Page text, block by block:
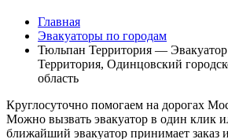
Главная
Эвакуаторы по городам
Тюльпан Территория —
Территория, Одинцовский
область
Круглосуточно помогаем на дорогах
Можно вызвать эвакуатор в один клик
ближайший эвакуатор принимает заказ